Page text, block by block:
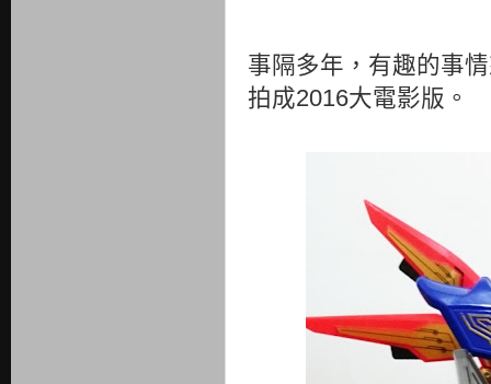
事隔多年，有趣的事
拍成2016大電影版。